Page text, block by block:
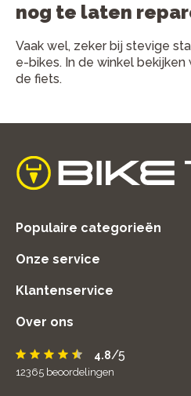
nog te laten
Vaak wel, zeker bij stevige
e-bikes. In de winkel
de fiets.
home
Populaire categorieën
Onze service
Klantenservice
Over ons
4.8/5
12365 beoordelingen